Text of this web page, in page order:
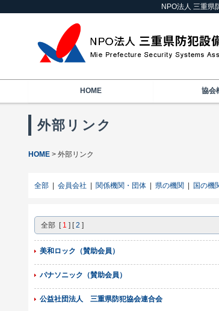
NPO法人 三重県
HOME 協会
外部リンク
HOME 外部リンク
全部 会員会社 関係機関・団体 県の機関 国の機
全部 [ 1 ] [2 ]
美和ロック（賛助会員）
パナソニック（賛助会員）
公益社団法人 三重県防犯協会連合会